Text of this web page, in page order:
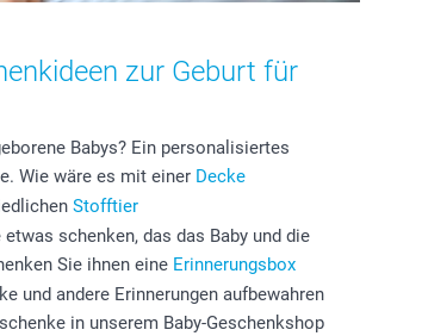
zur Geburt für
Babys? Ein personalisiertes
Wie wäre es mit einer Decke
Stofftier
schenken, das das Baby und die
Sie ihnen eine Erinnerungsbox
und andere Erinnerungen aufbewahren
in unserem Baby-Geschenkshop